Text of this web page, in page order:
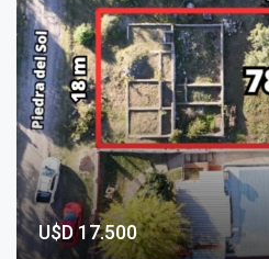
U$D 17.500